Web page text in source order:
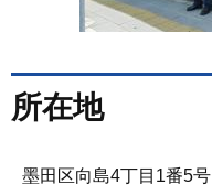
所在地
墨田区向島4丁目1番5号